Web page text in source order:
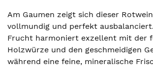
Am Gaumen zeigt sich dieser
vollmundig und perfekt
Frucht harmoniert exzellent mit der
Holzwürze und den geschmeidigen
während eine feine, mineralische